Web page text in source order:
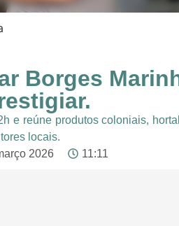
Borges
e reúne produtos coloniais,
locais.
2026
11:11